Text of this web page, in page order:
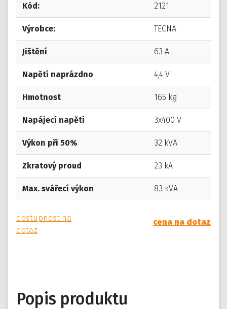
Kód: 2121
Výrobce: TECNA
Jištění 63 A
Napětí naprázdno 4,4 V
Hmotnost 165 kg
Napájecí napětí 3x400 V
Výkon při 50% 32 kVA
Zkratový proud 23 kA
Max. svářecí výkon 83 kVA
dostupnost na
dotaz
cena na dotaz
Popis produktu